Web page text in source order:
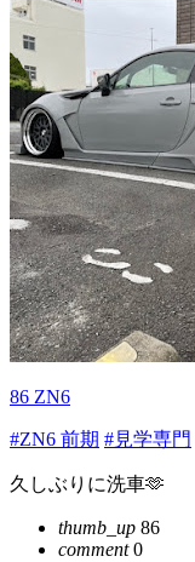
86 ZN6
#ZN6 前期 #見学専門
久しぶりに洗車🫶
thumb_up 86
comment0